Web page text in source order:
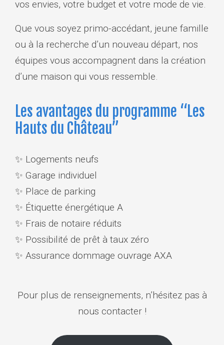
vos envies, votre budget et votre mode de vie.
Que vous soyez primo-accédant, jeune famille
ou à la recherche d’un nouveau départ, nos
équipes vous accompagnent dans la création
d’une maison qui vous ressemble.
Les avantages du programme “Les
Hauts du Château”
✨ Logements neufs
✨ Garage individuel
✨ Place de parking
✨ Étiquette énergétique A
✨ Frais de notaire réduits
✨ Possibilité de prêt à taux zéro
✨ Assurance dommage ouvrage AXA
Pour plus de renseignements, n’hésitez pas à
nous contacter !